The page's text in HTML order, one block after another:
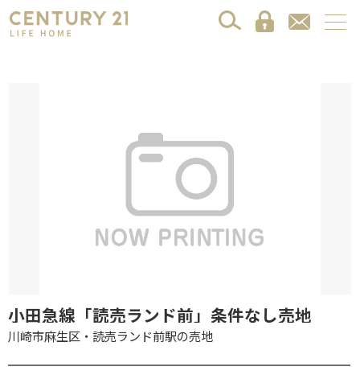
小田急線「読売ランド前」条件なし売地
川崎市麻生区・読売ランド前駅の売地